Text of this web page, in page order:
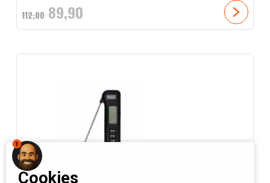
112,00 Oorspronkelijke
prijs
was:
89,90Huidige
prijs
is:
1
Cookies